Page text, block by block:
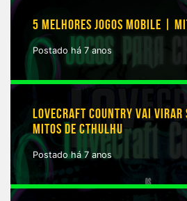
5 MELHORES JOGOS MOBILE |
Postado há 7 anos
LOVECRAFT COUNTRY VAI VIRAR
MITOS DE CTHULHU
Postado há 7 anos